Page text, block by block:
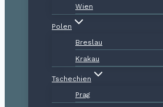
Wien
Polen
Breslau
Krakau
Tschechien
Prag